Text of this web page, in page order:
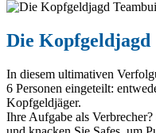
Die Kopfgeldjagd
In diesem ultimativen
6 Personen eingeteilt:
Kopfgeldjäger.
Ihre Aufgabe als